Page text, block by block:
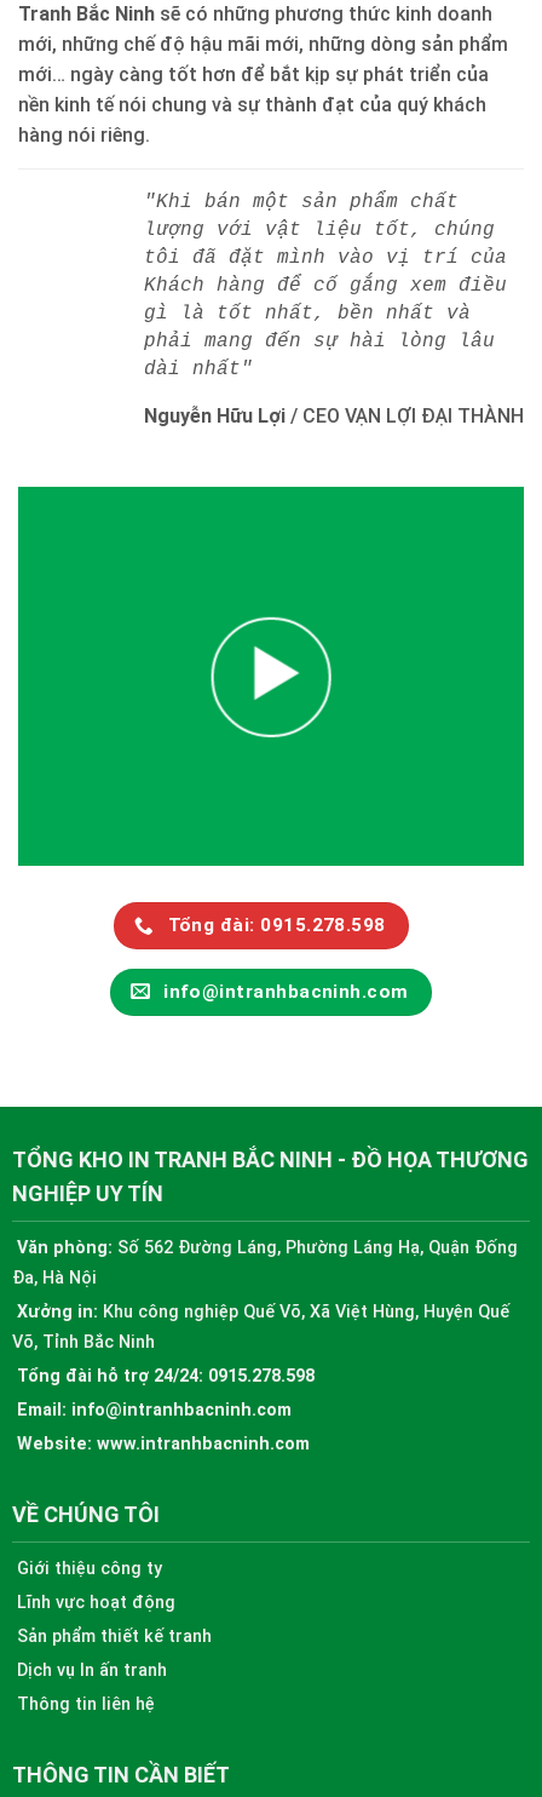
Tranh Bắc Ninh sẽ có những phương thức kinh doanh
mới, những chế độ hậu mãi mới, những dòng sản phẩm
mới… ngày càng tốt hơn để bắt kịp sự phát triển của
nền kinh tế nói chung và sự thành đạt của quý khách
hàng nói riêng.
"Khi bán một sản phẩm chất
lượng với vật liệu tốt, chúng
tôi đã đặt mình vào vị trí của
Khách hàng để cố gắng xem điều
gì là tốt nhất, bền nhất và
phải mang đến sự hài lòng lâu
dài nhất"
Nguyễn Hữu Lợi / CEO VẠN LỢI ĐẠI THÀNH
Tổng đài: 0915.278.598
info@intranhbacninh.com
TỔNG KHO IN TRANH BẮC NINH - ĐỒ HỌA THƯƠNG
NGHIỆP UY TÍN
Văn phòng: Số 562 Đường Láng, Phường Láng Hạ, Quận Đống
Đa, Hà Nội
Xưởng in: Khu công nghiệp Quế Võ, Xã Việt Hùng, Huyện Quế
Võ, Tỉnh Bắc Ninh
Tổng đài hỗ trợ 24/24: 0915.278.598
Email: info@intranhbacninh.com
Website: www.intranhbacninh.com
VỀ CHÚNG TÔI
Giới thiệu công ty
Lĩnh vực hoạt động
Sản phẩm thiết kế tranh
Dịch vụ In ấn tranh
Thông tin liên hệ
THÔNG TIN CẦN BIẾT